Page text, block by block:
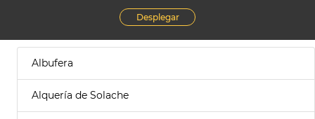
Desplegar
Albufera
Alquería de Solache